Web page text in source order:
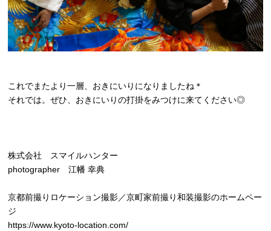
これでまたより一層、おきにいりになりましたね＊
それでは。ぜひ、おきにいりの打掛をみつけに来てください◎
株式会社 スマイルハンター
photographer 江幡 幸典
京都前撮りロケーション撮影／京町家前撮り和装撮影のホームペー
ジ
https://www.kyoto-location.com/